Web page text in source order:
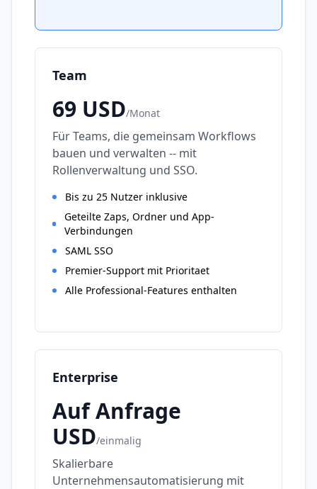
Team
69 USD/Monat
Für Teams, die gemeinsam Workflows
bauen und verwalten -- mit
Rollenverwaltung und SSO.
Bis zu 25 Nutzer inklusive
Geteilte Zaps, Ordner und App-
Verbindungen
SAML SSO
Premier-Support mit Prioritaet
Alle Professional-Features enthalten
Enterprise
Auf Anfrage
USD/einmalig
Skalierbare
Unternehmensautomatisierung mit